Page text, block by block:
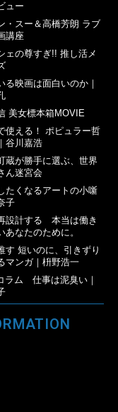
ュー
・スー＆高橋芳朗 ラブ
講座
ェの尊すぎ!! 推し活メ
る映画は面白いのか｜
美女標本箱MOVIE
使える！ ポピュラー哲
谷川嘉浩
蔵が勝手に選ぶ、世界
ん迷宮会
たくなるアートの小噺
子
設計する 本当は働き
あなたのために。
す 短いのに、引きずり
マンガ｜枡野浩一
ラム 仕事は泥臭い｜